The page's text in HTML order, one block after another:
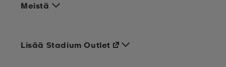
Meistä
Lisää Stadium Outlet